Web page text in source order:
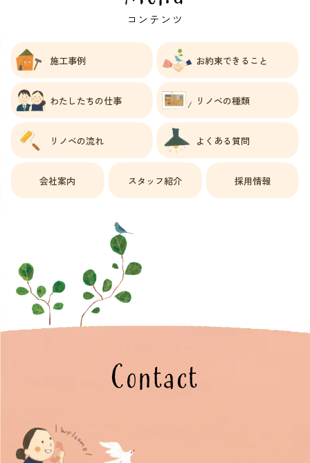
コンテンツ
施工事例 お約束できること
わたしたちの仕事 リノベの種類
リノベの流れ よくある質問
会社案内 スタッフ紹介 採用情報
Contact